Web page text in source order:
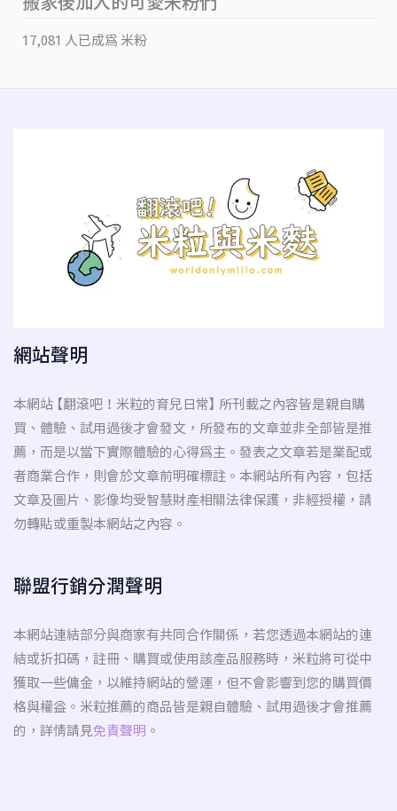
17,081 人已成為 米粉
網站聲明
本網站 【翻滾吧！米粒的育兒日常】 所刊載之內容皆是親自購
買、體驗、試用過後才會發文，所發布的文章並非全部皆是推
薦，而是以當下實際體驗的心得為主。發表之文章若是業配或
者商業合作，則會於文章前明確標註。本網站所有內容，包括
文章及圖片、影像均受智慧財產相關法律保護，非經授權，請
勿轉貼或重製本網站之內容。
聯盟行銷分潤聲明
本網站連結部分與商家有共同合作關係，若您透過本網站的連
結或折扣碼，註冊、購買或使用該產品服務時，米粒將可從中
獲取一些傭金，以維持網站的營運，但不會影響到您的購買價
格與權益。米粒推薦的商品皆是親自體驗、試用過後才會推薦
的，詳情請見 免責聲明 。